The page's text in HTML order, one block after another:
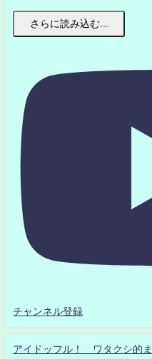
さらに読み込む...
チャンネル登録
アイドッフル！ ワタクシ的